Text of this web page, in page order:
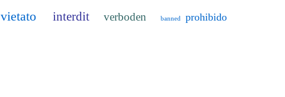
vietato interdit verboden banned prohibido